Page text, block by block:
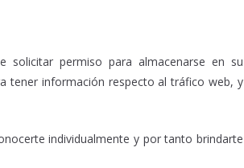
permiso para almacenarse en su
tener información respecto al tráfico web, y
individualmente y por tanto brindarte